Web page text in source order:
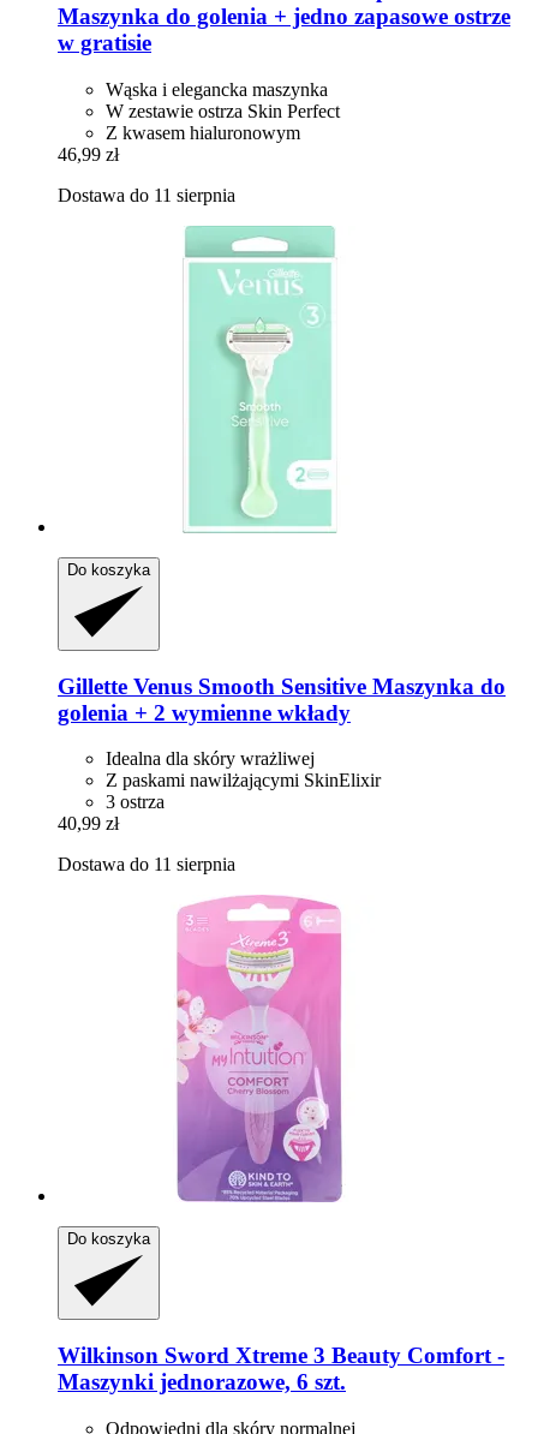
Maszynka do golenia + jedno zapasowe ostrze
w gratisie
Wąska i elegancka maszynka
W zestawie ostrza Skin Perfect
Z kwasem hialuronowym
46,99 zł
Dostawa do 11 sierpnia
Do koszyka
Gillette Venus Smooth Sensitive Maszynka do
golenia + 2 wymienne wkłady
Idealna dla skóry wrażliwej
Z paskami nawilżającymi SkinElixir
3 ostrza
40,99 zł
Dostawa do 11 sierpnia
Do koszyka
Wilkinson Sword Xtreme 3 Beauty Comfort -​
Maszynki jednorazowe, 6 szt.
Odpowiedni dla skóry normalnej